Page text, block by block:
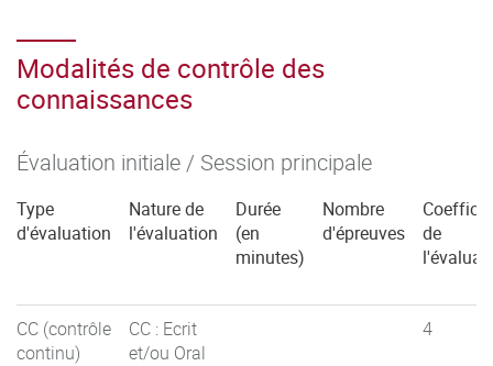
Modalités de contrôle des
connaissances
Évaluation initiale / Session principale
Type
d'évaluation
Nature de
l'évaluation
Durée
(en
minutes)
Nombre
d'épreuves
de
CC (contrôle
continu)
CC : Ecrit
et/ou Oral
4